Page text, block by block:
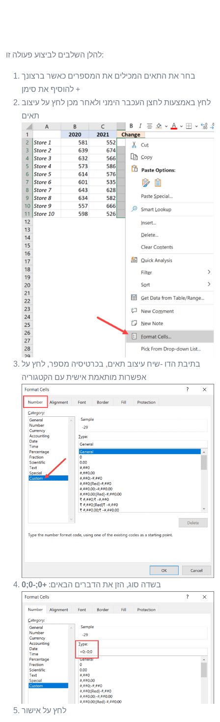
להלן השלבים לביצוע פעולה זו:
בחר את התאים המכילים את המספרים כאשר ברצונך
להוסיף את סימן +
לחץ באמצעות לחצן העכבר הימני ולאחר מכן לחץ על עיצוב
תאים
בתיבת הדו -שיח עיצוב תאים, בכרטיסיה מספר, לחץ על
אפשרות מותאמת אישית עם הקטגוריה
בשדה סוג, הזן את הדברים הבאים: +0;-0;0
לחץ על אישור